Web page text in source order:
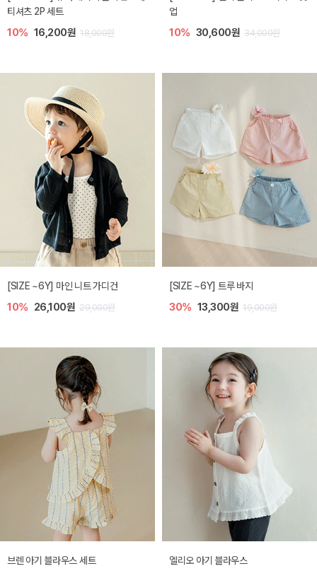
티셔츠 2P 세트
10% 16,200원 18,000원
업
10% 30,600원 34,000원
[SIZE ~6Y] 마인 니트 가디건
10% 26,100원 29,000원
[SIZE ~6Y] 트루 바지
30% 13,300원 19,000원
브렌 아기 블라우스 세트 엘리오 아기 블라우스